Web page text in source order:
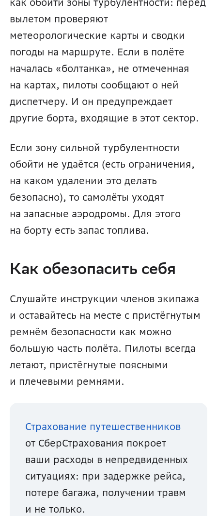
вылетом проверяют
метеорологические карты и сводки
погоды на маршруте. Если в полёте
началась «болтанка», не отмеченная
на картах, пилоты сообщают о ней
диспетчеру. И он предупреждает
другие борта, входящие в этот сектор.
Если зону сильной турбулентности
обойти не удаётся (есть ограничения,
на каком удалении это делать
безопасно), то самолёты уходят
на запасные аэродромы. Для этого
на борту есть запас топлива.
Как обезопасить себя
Слушайте инструкции членов экипажа
и оставайтесь на месте с пристёгнутым
ремнём безопасности как можно
большую часть полёта. Пилоты всегда
летают, пристёгнутые поясными
и плечевыми ремнями.
Страхование путешественников
от СберСтрахования покроет
ваши расходы в непредвиденных
ситуациях: при задержке рейса,
потере багажа, получении травм
и не только.